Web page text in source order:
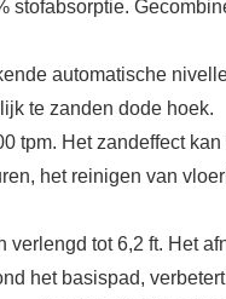
stofabsorptie.
automatische
te zanden dode hoek.
tpm. Het zandeffect
het reinigen van
tot 6,2 ft. Het
het basispad,